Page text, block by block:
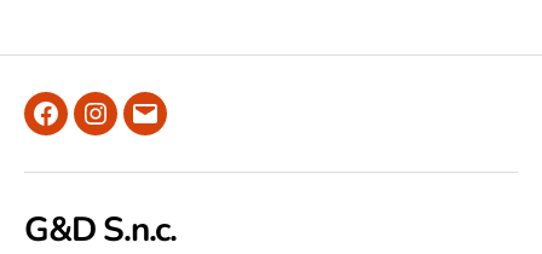
FacebookInstagram
Email
G&D S.n.c.